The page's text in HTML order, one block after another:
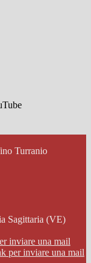
Turranio
Sagittaria (VE)
inviare una mail
per inviare una mail